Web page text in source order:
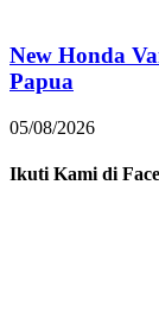
New Honda
Papua
05/08/2026
Ikuti Kami di